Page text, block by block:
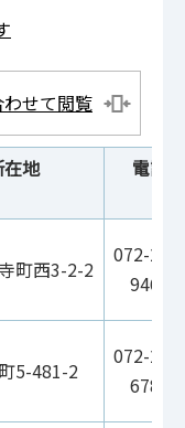
せて閲覧
在地 電話
町西3-2-2
072-221-
9465
5-481-2
072-244-
6780